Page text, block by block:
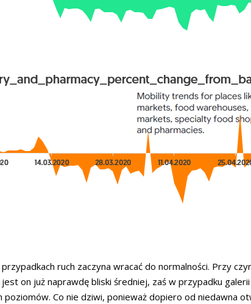
przypadkach ruch zaczyna wracać do normalności. Przy
on już naprawdę bliski średniej, zaś w przypadku
Co nie dziwi, ponieważ dopiero od niedawna